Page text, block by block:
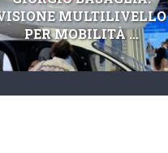
MULTILIVELLO
PER MOBILITÀ ...